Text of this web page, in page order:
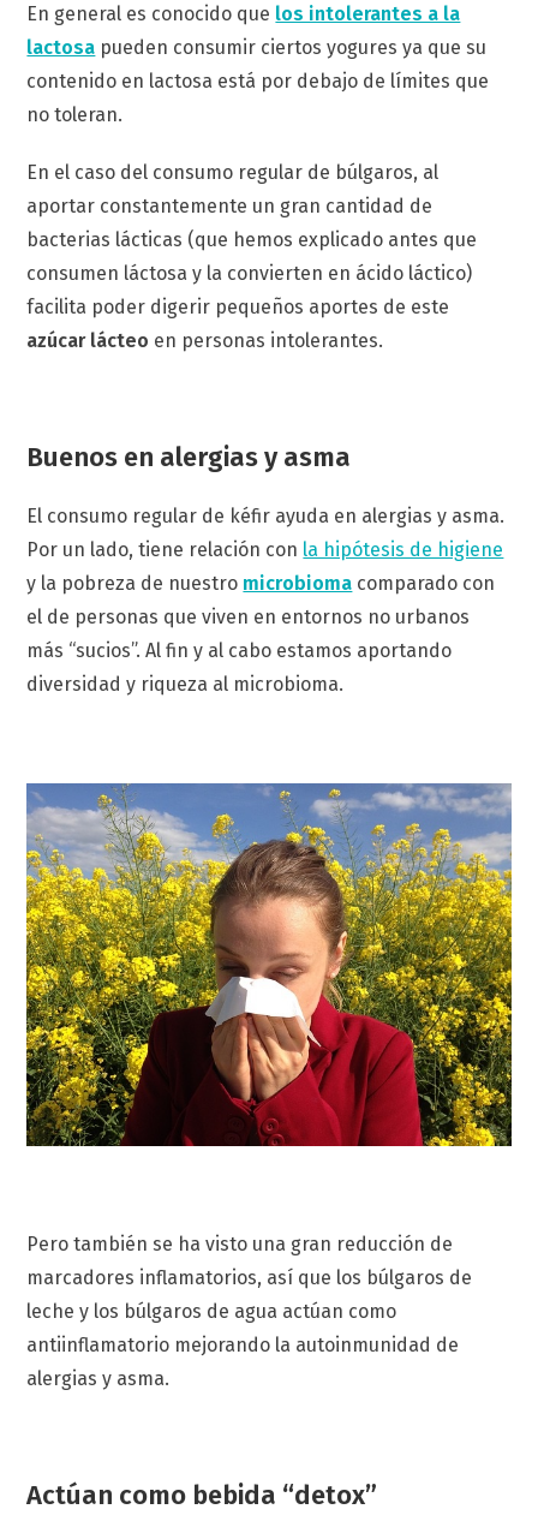
En general es conocido que los intolerantes a la
lactosa pueden consumir ciertos yogures ya que su
contenido en lactosa está por debajo de límites que
no toleran.
En el caso del consumo regular de búlgaros, al
aportar constantemente un gran cantidad de
bacterias lácticas (que hemos explicado antes que
consumen láctosa y la convierten en ácido láctico)
facilita poder digerir pequeños aportes de este
azúcar lácteo en personas intolerantes.
Buenos en alergias y asma
El consumo regular de kéfir ayuda en alergias y asma.
Por un lado, tiene relación con la hipótesis de higiene
y la pobreza de nuestro microbioma comparado con
el de personas que viven en entornos no urbanos
más “sucios”. Al fin y al cabo estamos aportando
diversidad y riqueza al microbioma.
Pero también se ha visto una gran reducción de
marcadores inflamatorios, así que los búlgaros de
leche y los búlgaros de agua actúan como
antiinflamatorio mejorando la autoinmunidad de
alergias y asma.
Actúan como bebida “detox”